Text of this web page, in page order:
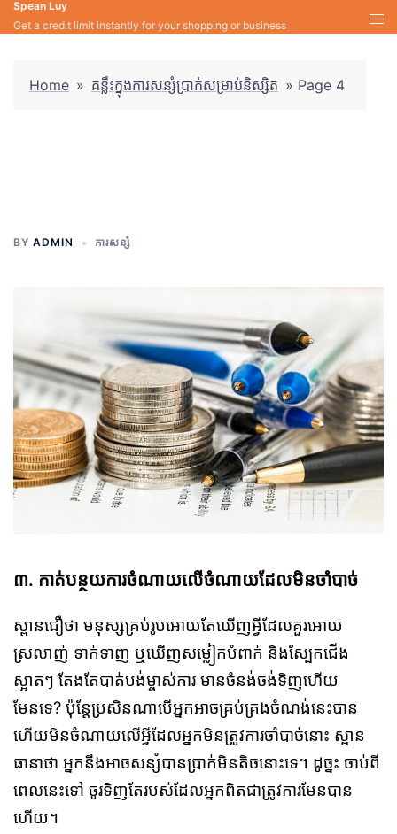
Skip
to
Spean Luy
Get a credit limit instantly for your shopping or business
Home » គន្លឹះក្នុងការសន្សំប្រាក់សម្រាប់និស្សិត » Page 4
BY ADMIN ការសន្សំ
៣. កាត់បន្ថយការចំណាយលើចំណាយដែលមិនចាំបាច់
ស្ពានជឿថា មនុស្សគ្រប់រូបអោយតែឃើញអ្វីដែលគួរអោយ
ស្រលាញ់ ទាក់ទាញ ឬឃើញសម្លៀកបំពាក់ និងស្បែកជើង
ស្អាតៗ តែងតែបាត់បង់ម្ចាស់ការ មានចំនង់ចង់ទិញហើយ
មែនទេ? ប៉ុន្តែប្រសិនណាបើអ្នកអាចគ្រប់គ្រងចំណង់នេះបាន
ហើយមិនចំណាយលើអ្វីដែលអ្នកមិនត្រូវការចាំបាច់នោះ ស្ពាន
ធានាថា អ្នកនឹងអាចសន្សំបានប្រាក់មិនតិចនោះទេ។ ដូច្នះ ចាប់ពី
ពេលនេះទៅ ចូរទិញតែរបស់ដែលអ្នកពិតជាត្រូវការមែនបាន
ហើយ។